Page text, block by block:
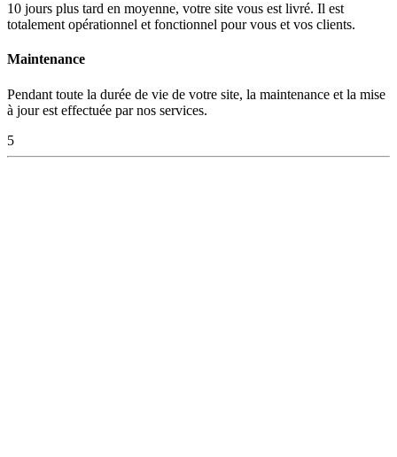
10 jours plus tard en moyenne, votre site vous est livré. Il est
totalement opérationnel et fonctionnel pour vous et vos clients.
Maintenance
Pendant toute la durée de vie de votre site, la maintenance et la mise
à jour est effectuée par nos services.
5